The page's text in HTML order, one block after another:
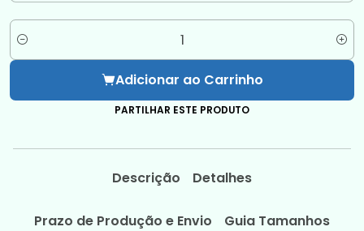
Quantidade
Adicionar ao Carrinho
PARTILHAR ESTE PRODUTO
Descrição Detalhes
Prazo de Produção e Envio Guia Tamanhos